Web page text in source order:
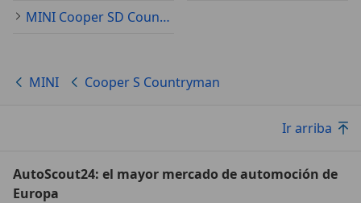
MINI Cooper SD Countryman Ocasión
MINI Cooper S Countryman
Ir arriba
AutoScout24: el mayor mercado de automoción de
Europa